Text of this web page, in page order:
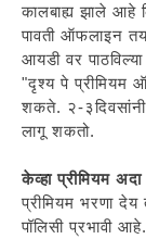
कालबाह्य झाले आहे
पावती ऑफलाइन
आयडी वर
"दृश्य पे प्रीमियम
शकते. २-
लागू शकतो.
केव्हा प्रीमियम
प्रीमियम भरणा
पॉलिसी प्रभावी आहे.